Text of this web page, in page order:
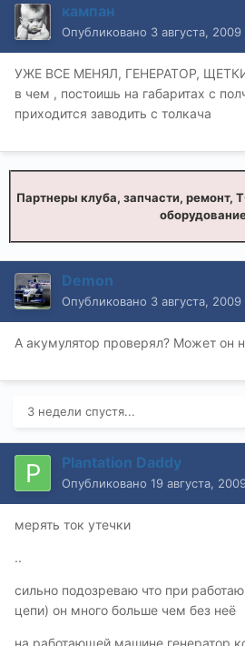
кампан
Опубликовано 3 августа, 2009
УЖЕ ВСЕ МЕНЯЛ, ГЕНЕРАТОР,
в чем , постоишь на габаритах с
приходится заводить с толкача
Партнеры клуба, запчасти, ремонт,
Demon
Опубликовано 3 августа, 2009
А акумулятор проверял? Может он
3 недели спустя...
Plantation Daddy
Опубликовано 19 августа,
мерять ток утечки
..
сильно подозреваю что при
цепи) он много больше чем без неё